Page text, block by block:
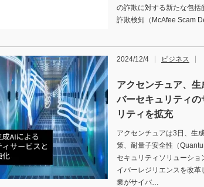
の詐欺に対する新たな包括
詐欺検知（McAfee Scam
2024/12/4 ビジネス
アクセンチュア、
バーセキュリティ
リティを拡充
アクセンチュアは3日、生
策、耐量子安全性（
セキュリティソリューシ
イバーレジリエンスを改
業がサイバ…